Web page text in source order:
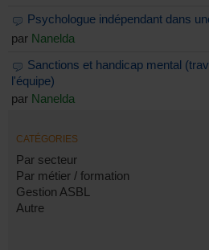
Psychologue indépendant dans
par Nanelda
Sanctions et handicap mental
l'équipe)
par Nanelda
CATÉGORIES
Par secteur
Par métier / formation
Gestion ASBL
Autre